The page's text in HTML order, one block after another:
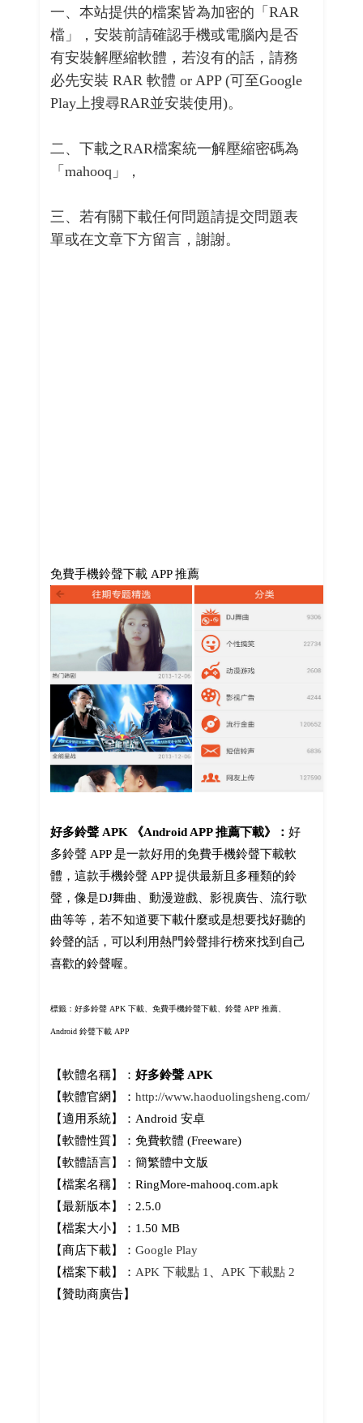
一、本站提供的檔案皆為加密的「RAR
檔」，安裝前請確認手機或電腦內是否
有安裝解壓縮軟體，若沒有的話，請務
必先安裝 RAR 軟體 or APP (可至Google
Play上搜尋RAR並安裝使用)。
二、下載之RAR檔案統一解壓縮密碼為
「mahooq」，
三、若有關下載任何問題請提交問題表
單或在文章下方留言，謝謝。
免費手機鈴聲下載 APP 推薦
好多鈴聲 APK 《Android APP 推薦下載》： 好
多鈴聲 APP 是一款好用的免費手機鈴聲下載軟
體，這款手機鈴聲 APP 提供最新且多種類的鈴
聲，像是DJ舞曲、動漫遊戲、影視廣告、流行歌
曲等等，若不知道要下載什麼或是想要找好聽的
鈴聲的話，可以利用熱門鈴聲排行榜來找到自己
喜歡的鈴聲喔。
標籤：好多鈴聲 APK 下載、免費手機鈴聲下載、鈴聲 APP 推薦、
Android 鈴聲下載 APP
【軟體名稱】： 好多鈴聲 APK
【軟體官網】： http://www.haoduolingsheng.com/
【適用系統】：Android 安卓
【軟體性質】：免費軟體 (Freeware)
【軟體語言】：簡繁體中文版
【檔案名稱】：RingMore-mahooq.com.apk
【最新版本】：2.5.0
【檔案大小】：1.50 MB
【商店下載】： Google Play
【檔案下載】： APK 下載點 1、 APK 下載點 2
【贊助商廣告】